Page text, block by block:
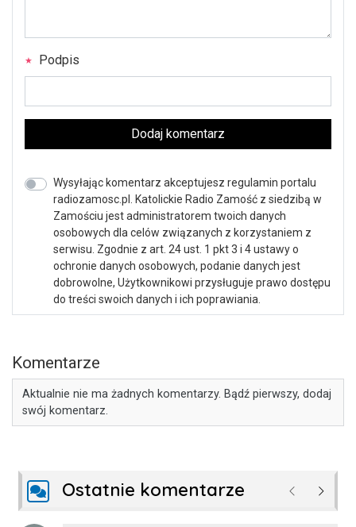
Podpis
Dodaj komentarz
Wysyłając komentarz akceptujesz regulamin portalu
radiozamosc.pl. Katolickie Radio Zamość z siedzibą w
Zamościu jest administratorem twoich danych
osobowych dla celów związanych z korzystaniem z
serwisu. Zgodnie z art. 24 ust. 1 pkt 3 i 4 ustawy o
ochronie danych osobowych, podanie danych jest
dobrowolne, Użytkownikowi przysługuje prawo dostępu
do treści swoich danych i ich poprawiania.
Komentarze
Aktualnie nie ma żadnych komentarzy. Bądź pierwszy, dodaj
swój komentarz.
Ostatnie komentarze Poprzednie